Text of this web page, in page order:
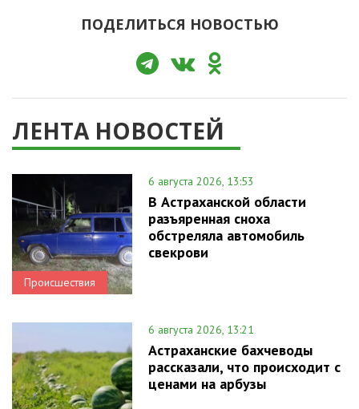
ПОДЕЛИТЬСЯ НОВОСТЬЮ
ЛЕНТА НОВОСТЕЙ
Происшествия
6 августа 2026, 13:53
В Астраханской области
разъяренная сноха
обстреляла автомобиль
свекрови
6 августа 2026, 13:21
Астраханские бахчеводы
рассказали, что происходит с
ценами на арбузы